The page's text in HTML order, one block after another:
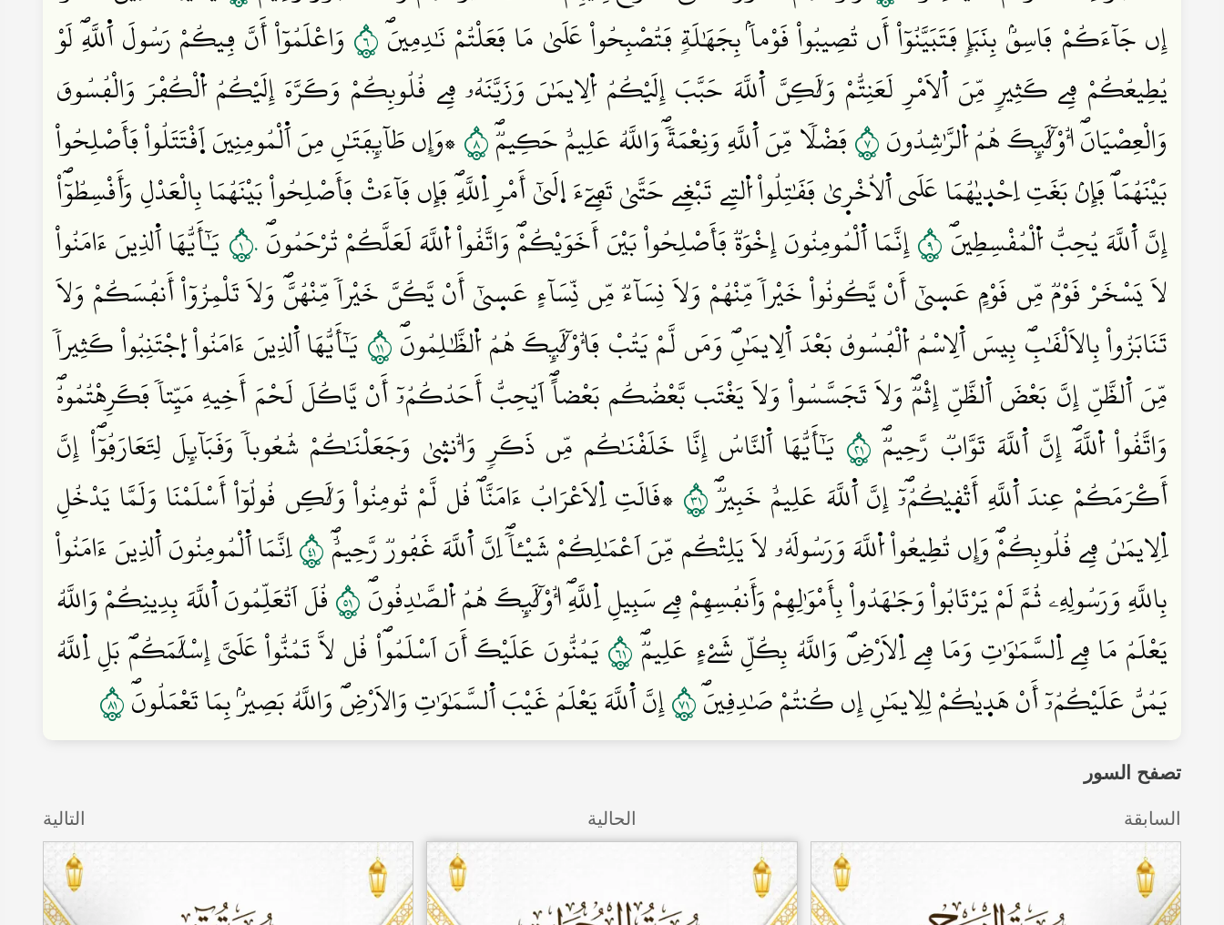
إِن جَآءَكُمْ فَاسِقُۢ بِنَبَإٖ فَتَبَيَّنُوٓاْ أَن تُصِيبُواْ قَوْماَۢ بِجَهَٰلَةٖ فَتُصْبِحُواْ عَلَيٰ مَا فَعَلْتُمْ نَٰدِمِينَۖ٦ وَاعْلَمُوٓاْ أَنَّ فِيكُمْ رَسُولَ اَ۬للَّهِۖ لَوْ
يُطِيعُكُمْ فِے كَثِيرٖ مِّنَ اَ۬لَامْرِ لَعَنِتُّمْ وَلَٰكِنَّ اَ۬للَّهَ حَبَّبَ إِلَيْكُمُ اُ۬لِايمَٰنَ وَزَيَّنَهُۥ فِے قُلُوبِكُمْ وَكَرَّهَ إِلَيْكُمُ اُ۬لْكُفْرَ وَالْفُسُوقَ
وَالْعِصْيَانَۖ أُوْلَٰٓئِكَ هُمُ اُ۬لرَّٰشِدُونَ٧فَضْلاٗ مِّنَ اَ۬للَّهِ وَنِعْمَةٗۖ وَاللَّهُ عَلِيمٌ حَكِيمٞۖ٨۞وَإِن طَآئِفَتَٰنِ مِنَ اَ۬لْمُومِنِينَ اَ۪قْتَتَلُواْ فَأَصْلِحُواْ
بَيْنَهُمَاۖ فَإِنۢ بَغَتِ اِحْد۪يٰهُمَا عَلَي اَ۬لُاخْر۪يٰ فَقَٰتِلُواْ اُ۬لتِے تَبْغِے حَتَّيٰ تَفِےٓءَ ا۪لَيٰٓ أَمْرِ اِ۬للَّهِۖ فَإِن فَآءَتْ فَأَصْلِحُواْ بَيْنَهُمَا بِالْعَدْلِ وَأَقْسِطُوٓاْۖ
إِنَّ اَ۬للَّهَ يُحِبُّ اُ۬لْمُقْسِطِينَۖ٩إِنَّمَا اَ۬لْمُومِنُونَ إِخْوَةٞ فَأَصْلِحُواْ بَيْنَ أَخَوَيْكُمْۖ وَاتَّقُواْ اُ۬للَّهَ لَعَلَّكُمْ تُرْحَمُونَۖ١٠ يَٰٓأَيُّهَا اَ۬لذِينَ ءَامَنُواْ
لَا يَسْخَرْ قَوْمٞ مِّن قَوْمٍ عَس۪يٰٓ أَنْ يَّكُونُواْ خَيْراٗ مِّنْهُمْ وَلَا نِسَآءٞ مِّن نِّسَآءٍ عَس۪يٰٓ أَنْ يَّكُنَّ خَيْراٗ مِّنْهُنَّۖ وَلَا تَلْمِزُوٓاْ أَنفُسَكُمْ وَلَا
تَنَابَزُواْ بِالَالْقَٰبِۖ بِيسَ اَ۬لِاسْمُ اُ۬لْفُسُوقُ بَعْدَ اَ۬لِايمَٰنِۖ وَمَن لَّمْ يَتُبْ فَأُوْلَٰٓئِكَ هُمُ اُ۬لظَّٰلِمُونَۖ١١ يَٰٓأَيُّهَا اَ۬لذِينَ ءَامَنُواْ اُ۪جْتَنِبُواْ كَثِيراٗ
مِّنَ اَ۬لظَّنِّ إِنَّ بَعْضَ اَ۬لظَّنِّ إِثْمٞۖ وَلَا تَجَسَّسُواْ وَلَا يَغْتَب بَّعْضُكُم بَعْضاًۖ اَيُحِبُّ أَحَدُكُمُۥٓ أَنْ يَّاكُلَ لَحْمَ أَخِيهِ مَيِّتاٗ فَكَرِهْتُمُوهُۖ
وَاتَّقُواْ اُ۬للَّهَۖ إِنَّ اَ۬للَّهَ تَوَّابٞ رَّحِيمٞۖ ١٢ يَٰٓأَيُّهَا اَ۬لنَّاسُ إِنَّا خَلَقْنَٰكُم مِّن ذَكَرٖ وَأُنث۪يٰ وَجَعَلْنَٰكُمْ شُعُوباٗ وَقَبَآئِلَ لِتَعَارَفُوٓاْۖ إِنَّ
أَكْرَمَكُمْ عِندَ اَ۬للَّهِ أَتْق۪يٰكُمُۥٓۖ إِنَّ اَ۬للَّهَ عَلِيمٌ خَبِيرٞۖ١٣ ۞قَالَتِ اِ۬لَاعْرَابُ ءَامَنَّاۖ قُل لَّمْ تُومِنُواْ وَلَٰكِن قُولُوٓاْ أَسْلَمْنَا وَلَمَّا يَدْخُلِ
اِ۬لِايمَٰنُ فِے قُلُوبِكُمْۖ وَإِن تُطِيعُواْ اُ۬للَّهَ وَرَسُولَهُۥ لَا يَلِتْكُم مِّنَ اَعْمَٰلِكُمْ شَيْـٔاٗۖ اِنَّ اَ۬للَّهَ غَفُورٞ رَّحِيمٌۖ١٤اِنَّمَا اَ۬لْمُومِنُونَ اَ۬لذِينَ ءَامَنُواْ
بِاللَّهِ وَرَسُولِهِۦ ثُمَّ لَمْ يَرْتَابُواْ وَجَٰهَدُواْ بِأَمْوَٰلِهِمْ وَأَنفُسِهِمْ فِے سَبِيلِ اِ۬للَّهِۖ أُوْلَٰٓئِكَ هُمُ اُ۬لصَّٰدِقُونَۖ١٥قُلَ اَتُعَلِّمُونَ اَ۬للَّهَ بِدِينِكُمْ وَاللَّهُ
يَعْلَمُ مَا فِے اِ۬لسَّمَٰوَٰتِ وَمَا فِے اِ۬لَارْضِۖ وَاللَّهُ بِكُلِّ شَےْءٍ عَلِيمٞۖ١٦يَمُنُّونَ عَلَيْكَ أَنَ اَسْلَمُواْۖ قُل لَّا تَمُنُّواْ عَلَيَّ إِسْلَٰمَكُمۖ بَلِ اِ۬للَّهُ
يَمُنُّ عَلَيْكُمُۥٓ أَنْ هَد۪يٰكُمْ لِلِايمَٰنِ إِن كُنتُمْ صَٰدِقِينَۖ١٧إِنَّ اَ۬للَّهَ يَعْلَمُ غَيْبَ اَ۬لسَّمَٰوَٰتِ وَالَارْضِۖ وَاللَّهُ بَصِيرُۢ بِمَا تَعْمَلُونَۖ١٨
تصفح السور
الحالية السابقة التالية